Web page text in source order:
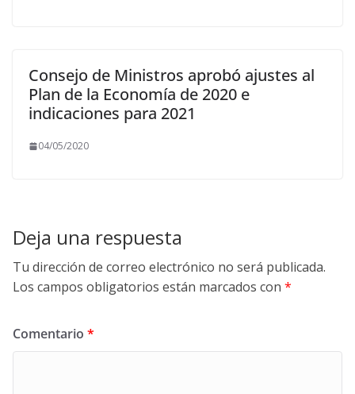
Consejo de Ministros aprobó ajustes al
Plan de la Economía de 2020 e
indicaciones para 2021
04/05/2020
Deja una respuesta
Tu dirección de correo electrónico no será publicada.
Los campos obligatorios están marcados con *
Comentario *